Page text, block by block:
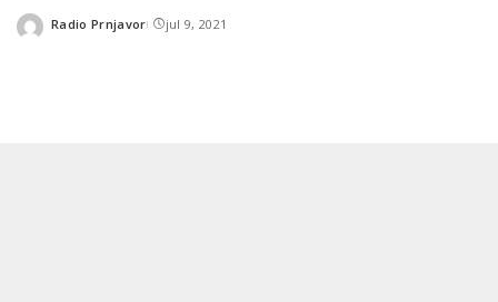
Posted
Radio Prnjavor jul 9, 2021